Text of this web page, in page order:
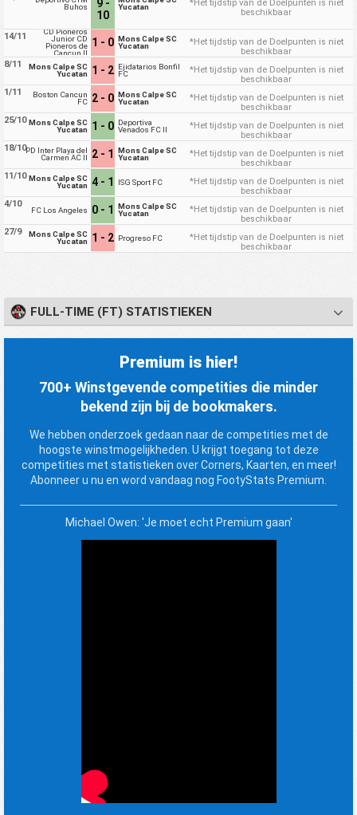
Buhos
9 -
10
Yucatan
*Het tijdstip van de Doelpunten is niet
beschikbaar
14/11
CD Pioneros
Junior CD
Pioneros de
Cancun II
1 - 0 Mons Calpe SC
Yucatan
*Het tijdstip van de Doelpunten is niet
beschikbaar
8/11
Mons Calpe SC
Yucatan
1 - 2 Ejidatarios Bonfil
FC
*Het tijdstip van de Doelpunten is niet
beschikbaar
1/11
Boston Cancun
FC 2 - 0 Mons Calpe SC
Yucatan
*Het tijdstip van de Doelpunten is niet
beschikbaar
25/10 Mons Calpe SC
Yucatan
1 - 0 Deportiva
Venados FC II
*Het tijdstip van de Doelpunten is niet
beschikbaar
18/10PD Inter Playa del
Carmen AC II
2 - 1
Mons Calpe SC
Yucatan
*Het tijdstip van de Doelpunten is niet
beschikbaar
11/10 Mons Calpe SC
Yucatan
4 - 1 ISG Sport FC
*Het tijdstip van de Doelpunten is niet
beschikbaar
4/10
FC Los Angeles 0 - 1
Mons Calpe SC
Yucatan
*Het tijdstip van de Doelpunten is niet
beschikbaar
27/9
Mons Calpe SC
Yucatan
1 - 2 Progreso FC
*Het tijdstip van de Doelpunten is niet
beschikbaar
FULL-TIME (FT) STATISTIEKEN
Premium is hier!
700+ Winstgevende competities die minder
bekend zijn bij de bookmakers.
We hebben onderzoek gedaan naar de competities met de
hoogste winstmogelijkheden. U krijgt toegang tot deze
competities met statistieken over Corners, Kaarten, en meer!
Abonneer u nu en word vandaag nog FootyStats Premium.
Michael Owen: 'Je moet echt Premium gaan'